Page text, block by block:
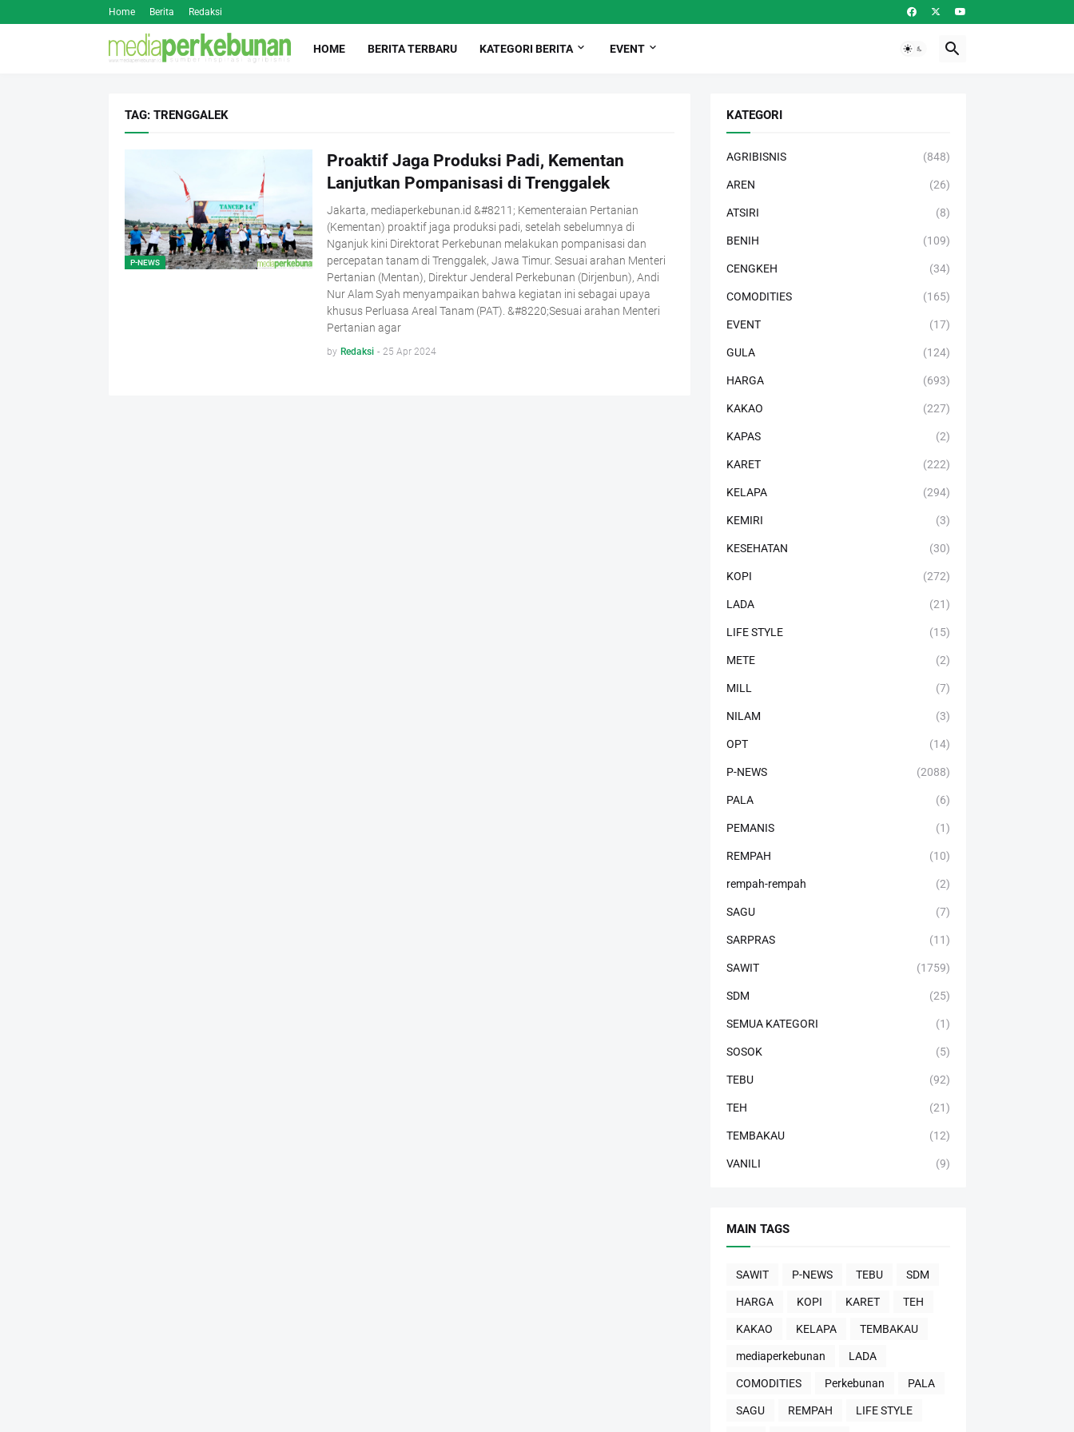
Home Berita Redaksi
HOME BERITA TERBARU KATEGORI BERITA EVENT
TAG: TRENGGALEK
P-NEWS
Proaktif Jaga Produksi Padi, Kementan
Lanjutkan Pompanisasi di Trenggalek
Jakarta, mediaperkebunan.id &#8211; Kementeraian Pertanian
(Kementan) proaktif jaga produksi padi, setelah sebelumnya di
Nganjuk kini Direktorat Perkebunan melakukan pompanisasi dan
percepatan tanam di Trenggalek, Jawa Timur. Sesuai arahan Menteri
Pertanian (Mentan), Direktur Jenderal Perkebunan (Dirjenbun), Andi
Nur Alam Syah menyampaikan bahwa kegiatan ini sebagai upaya
khusus Perluasa Areal Tanam (PAT). &#8220;Sesuai arahan Menteri
Pertanian agar
by Redaksi - 25 Apr 2024
KATEGORI
AGRIBISNIS (848)
AREN (26)
ATSIRI (8)
BENIH (109)
CENGKEH (34)
COMODITIES (165)
EVENT (17)
GULA (124)
HARGA (693)
KAKAO (227)
KAPAS (2)
KARET (222)
KELAPA (294)
KEMIRI (3)
KESEHATAN (30)
KOPI (272)
LADA (21)
LIFE STYLE (15)
METE (2)
MILL (7)
NILAM (3)
OPT (14)
P-NEWS (2088)
PALA (6)
PEMANIS (1)
REMPAH (10)
rempah-rempah (2)
SAGU (7)
SARPRAS (11)
SAWIT (1759)
SDM (25)
SEMUA KATEGORI (1)
SOSOK (5)
TEBU (92)
TEH (21)
TEMBAKAU (12)
VANILI (9)
MAIN TAGS
SAWIT P-NEWS TEBU SDM
HARGA KOPI KARET TEH
KAKAO KELAPA TEMBAKAU
mediaperkebunan LADA
COMODITIES Perkebunan PALA
SAGU REMPAH LIFE STYLE